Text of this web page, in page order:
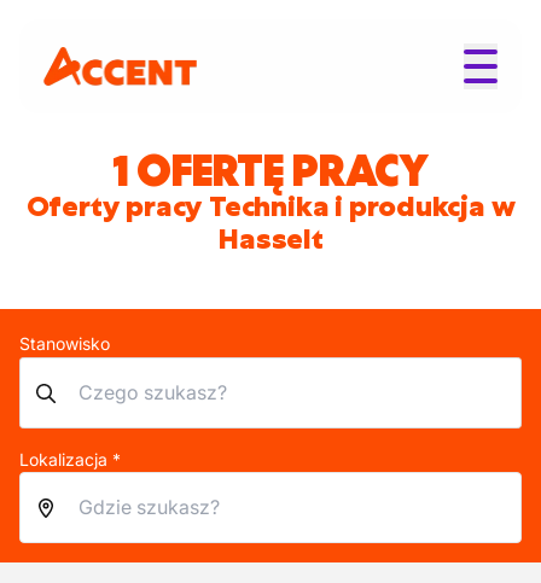
1 OFERTĘ PRACY
Oferty pracy Technika i produkcja w
Hasselt
Stanowisko
Lokalizacja *